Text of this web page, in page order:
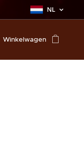
NL
Winkelwagen